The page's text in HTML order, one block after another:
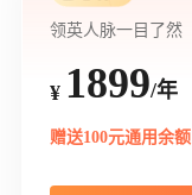
领英人脉一目了然
¥ 1899/年
赠送100元通用余额